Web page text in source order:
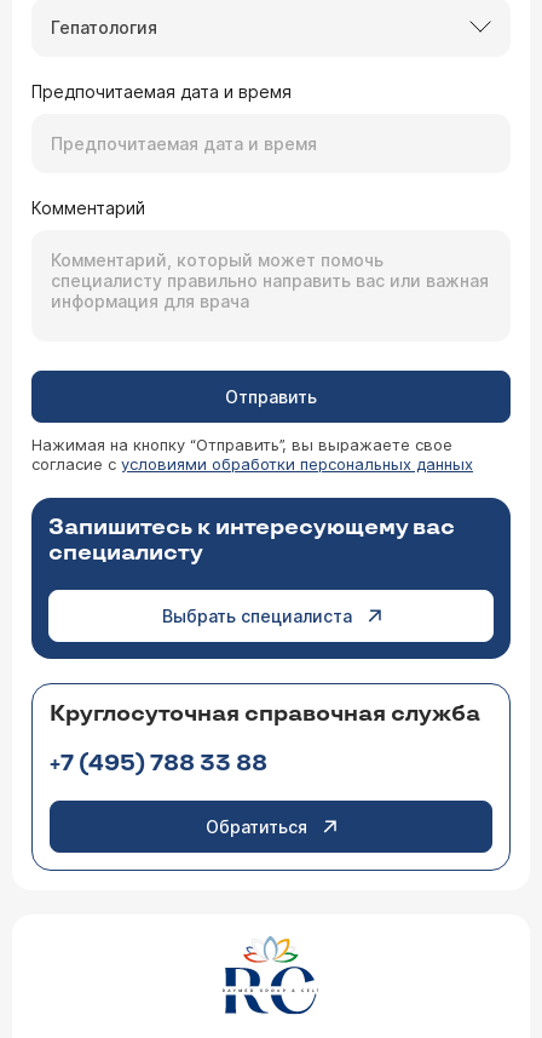
Гепатология
Предпочитаемая дата и время
Комментарий
Отправить
Нажимая на кнопку “Отправить”, вы выражаете свое
согласие с условиями обработки персональных данных
Запишитесь к интересующему вас
специалисту
Выбрать специалиста
Круглосуточная справочная служба
+7 (495) 788 33 88
Обратиться